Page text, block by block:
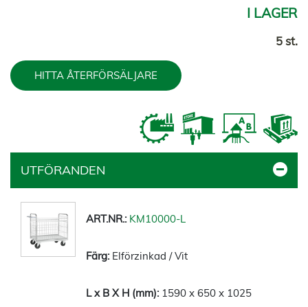
I LAGER
5 st.
HITTA ÅTERFÖRSÄLJARE
UTFÖRANDEN
KM10000-L
Elförzinkad / Vit
1590 x 650 x 1025